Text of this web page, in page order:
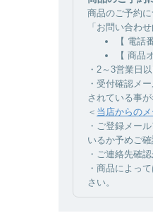
商品のご予約
「お問い合わ
【 電話
【 商品
・2～3営業日
・受付確認メ
されている事
＜ 当店からの
・ご登録メー
いるか予めご確
・ご連絡先確
・商品によっ
さい。